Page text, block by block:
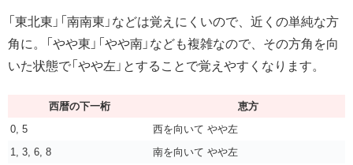
「東北東」「南南東」などは覚えにくいので、近くの単純な方
角に。「やや東」「やや南」なども複雑なので、その方角を向
いた状態で「やや左」とすることで覚えやすくなります。
西暦の下一桁
恵方
0, 5
西を向いて やや左
1, 3, 6, 8
南を向いて やや左